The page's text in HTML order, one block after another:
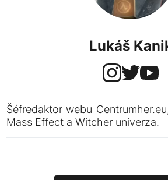
Lukáš
Šéfredaktor webu
Mass Effect a Witcher univerza.